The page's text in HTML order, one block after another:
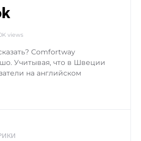
views
Comfortway
Учитывая, что в Швеции
на английском